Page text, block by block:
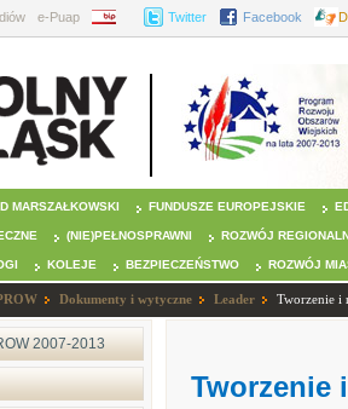
e-Puap BIP Twitter Facebook
MARSZAŁKOWSKI FUNDUSZE EUROPEJSKIE
(NIE)PEŁNOSPRAWNI ROZWÓJ
KOLEJE BEZPIECZEŃSTWO ROZWÓJ
Dokumenty i wytyczne Leader Tworzenie i
2007-2013
Tworzenie